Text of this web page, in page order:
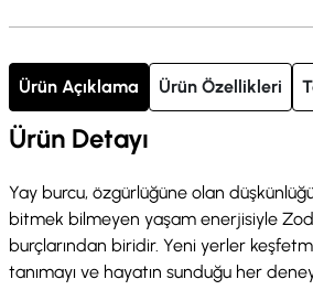
Ürün Açıklama Ürün Özellikleri
Ürün Detayı
Yay burcu, özgürlüğüne olan
bitmek bilmeyen yaşam enerjisiyle
burçlarından biridir. Yeni yerler
tanımayı ve hayatın sunduğu her